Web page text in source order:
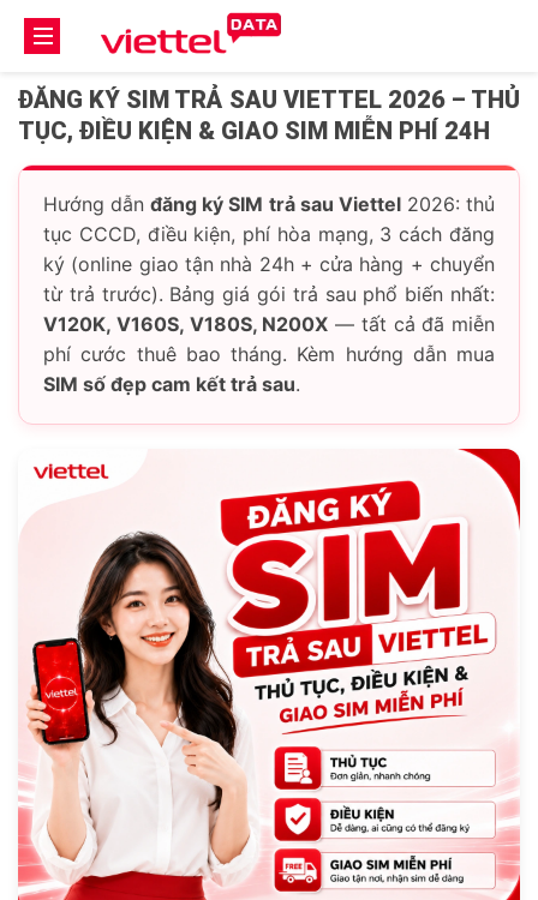
ĐĂNG KÝ SIM TRẢ SAU VIETTEL 2026 – THỦ
TỤC, ĐIỀU KIỆN & GIAO SIM MIỄN PHÍ 24H
Hướng dẫnđăng ký SIM trả sau Viettel2026: thủ
tục CCCD, điều kiện, phí hòa mạng, 3 cách đăng
ký (online giao tận nhà 24h + cửa hàng + chuyển
từ trả trước). Bảng giá gói trả sau phổ biến nhất:
V120K, V160S, V180S, N200X — tất cả đã miễn
phí cước thuê bao tháng. Kèm hướng dẫn mua
SIM số đẹp cam kết trả sau.